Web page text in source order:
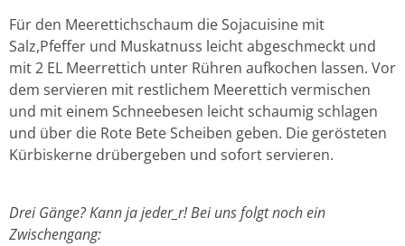
Für den Meerettichschaum die Sojacuisine mit
Salz,Pfeffer und Muskatnuss leicht abgeschmeckt und
mit 2 EL Meerrettich unter Rühren aufkochen lassen. Vor
dem servieren mit restlichem Meerettich vermischen
und mit einem Schneebesen leicht schaumig schlagen
und über die Rote Bete Scheiben geben. Die gerösteten
Kürbiskerne drübergeben und sofort servieren.
Drei Gänge? Kann ja jeder_r! Bei uns folgt noch ein
Zwischengang: